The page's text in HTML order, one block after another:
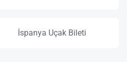
İspanya Uçak Bileti